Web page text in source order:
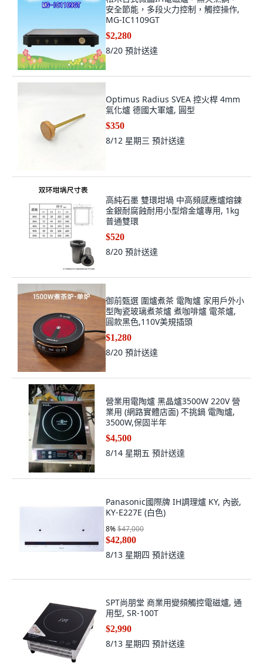
安全節能，多段火力控制，觸控操作,
MG-IC1109GT
$2,280
8/20 預計送達
Optimus Radius SVEA 控火桿 4mm
氣化爐 德國大軍爐, 圓型
$350
8/12 星期三 預計送達
高純石墨 雙環坩堝 中高頻感應爐熔鍊
金銀耐腐蝕耐用小型熔金爐專用, 1kg
普通雙環
$520
8/20 預計送達
御前甄選 圍爐煮茶 電陶爐 家用戶外小
型陶瓷玻璃煮茶爐 煮咖啡爐 電茶爐,
圓款黑色,110V美規插頭
$1,280
8/20 預計送達
營業用電陶爐 黑晶爐3500W 220V 營
業用 (網路實體店面) 不挑鍋 電陶爐,
3500W,保固半年
$4,500
8/14 星期五 預計送達
Panasonic國際牌 IH調理爐 KY, 內嵌,
KY-E227E (白色)
8%$47,000
$42,800
8/13 星期四 預計送達
SPT尚朋堂 商業用變頻觸控電磁爐, 通
用型, SR-100T
$2,990
8/13 星期四 預計送達